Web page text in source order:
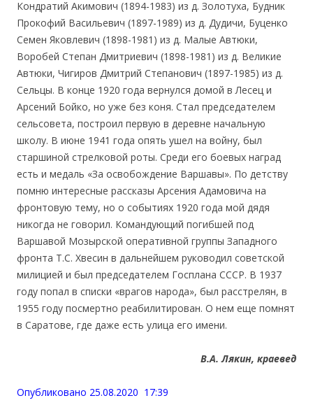
Кондратий Акимович (1894-1983) из д. Золотуха, Будник
Прокофий Васильевич (1897-1989) из д. Дудичи, Буценко
Семен Яковлевич (1898-1981) из д. Малые Автюки,
Воробей Степан Дмитриевич (1898-1981) из д. Великие
Автюки, Чигиров Дмитрий Степанович (1897-1985) из д.
Сельцы. В конце 1920 года вернулся домой в Лесец и
Арсений Бойко, но уже без коня. Стал председателем
сельсовета, построил первую в деревне начальную
школу. В июне 1941 года опять ушел на войну, был
старшиной стрелковой роты. Среди его боевых наград
есть и медаль «За освобождение Варшавы». По детству
помню интересные рассказы Арсения Адамовича на
фронтовую тему, но о событиях 1920 года мой дядя
никогда не говорил. Командующий погибшей под
Варшавой Мозырской оперативной группы Западного
фронта Т.С. Хвесин в дальнейшем руководил советской
милицией и был председателем Госплана СССР. В 1937
году попал в списки «врагов народа», был расстрелян, в
1955 году посмертно реабилитирован. О нем еще помнят
в Саратове, где даже есть улица его имени.
В.А. Лякин, краевед
Опубликовано 25.08.2020 17:39